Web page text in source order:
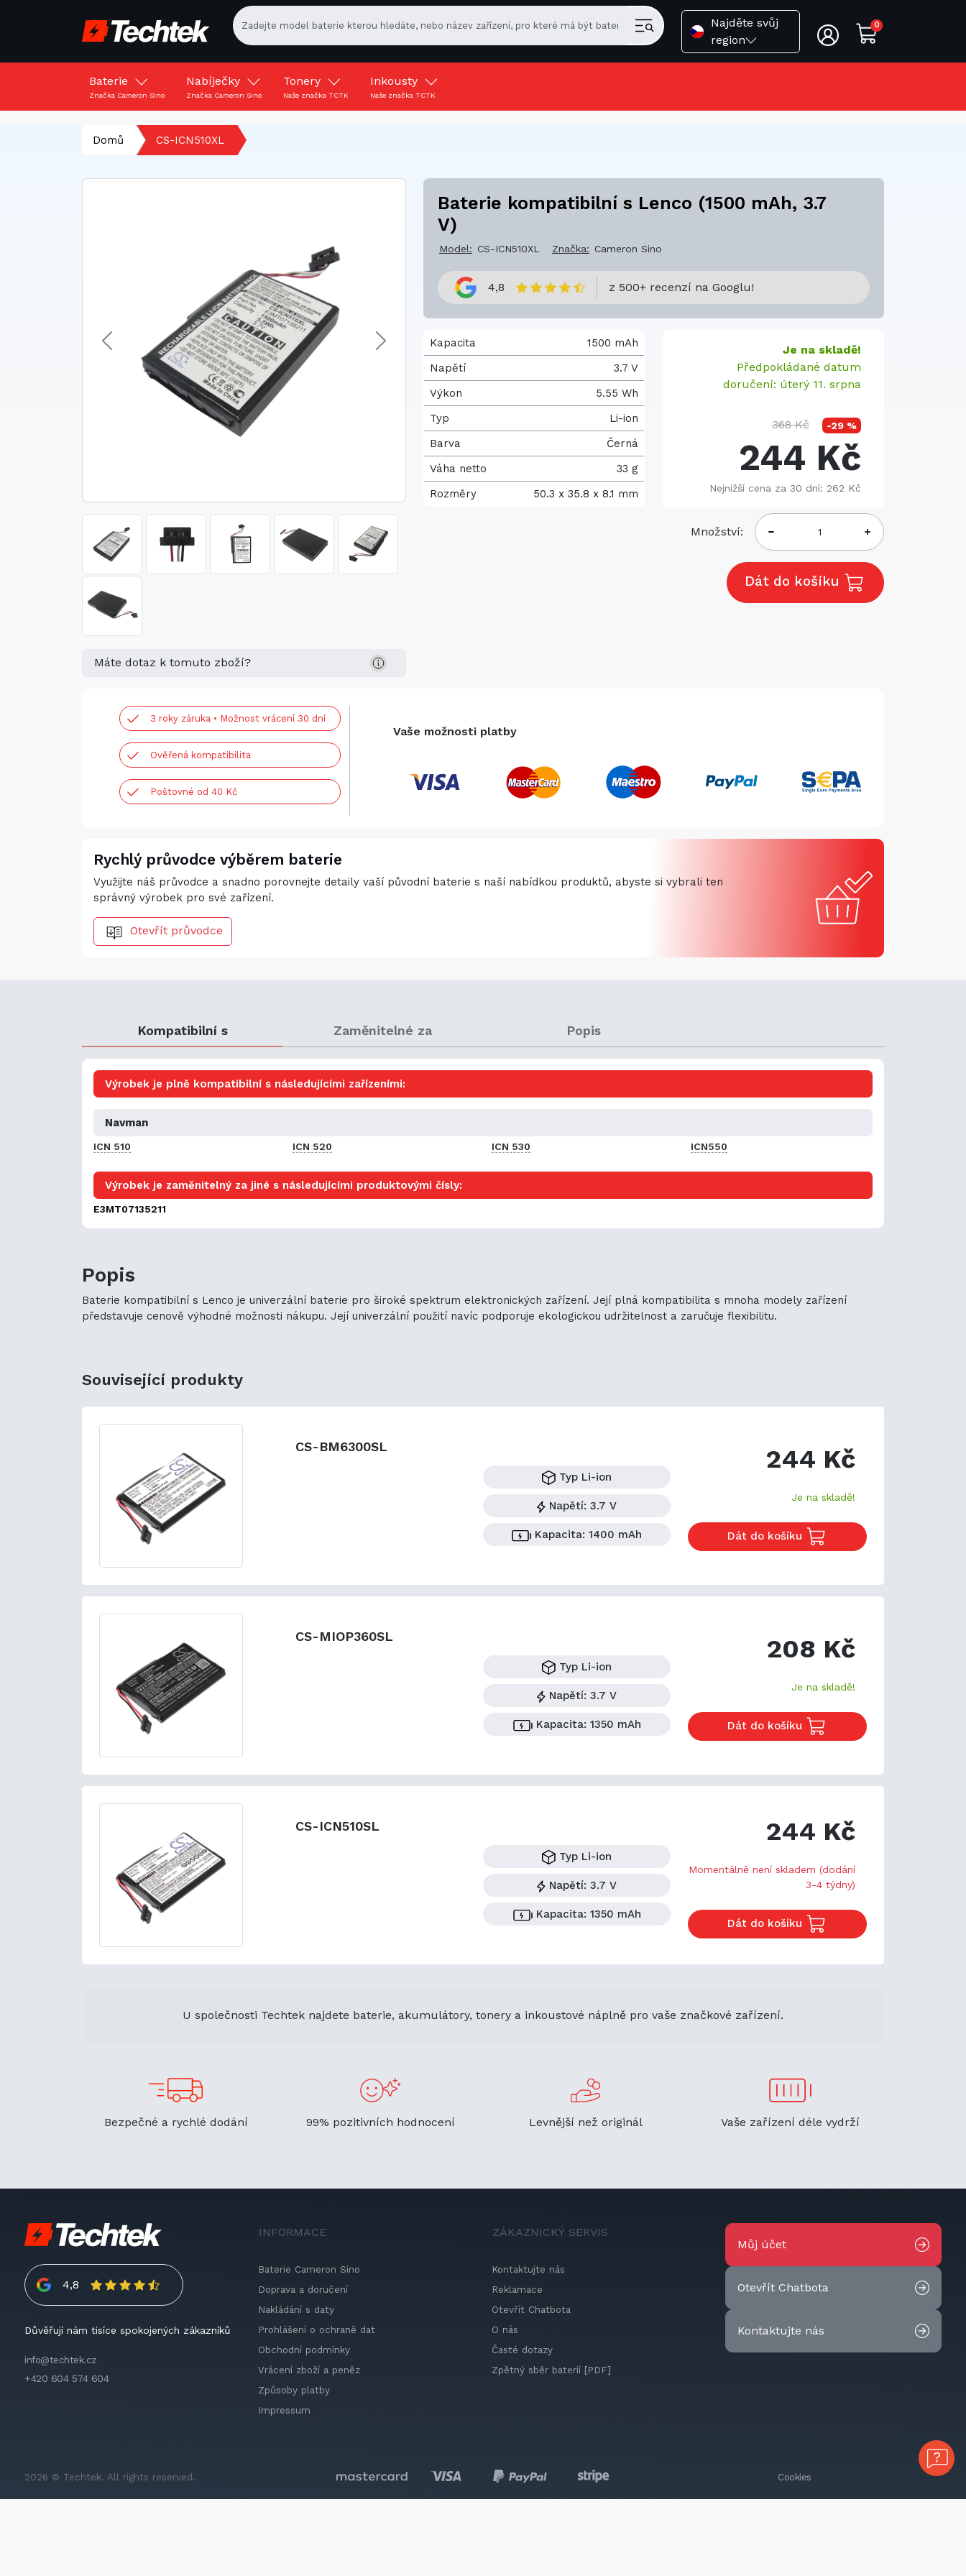
Najděte svůj
region
0
Baterie
Značka Cameron Sino
Nabíječky
Značka Cameron Sino
Tonery
Naše značka TCTK
Inkousty
Naše značka TCTK
Domů CS-ICN510XL
Máte dotaz k tomuto zboží?
Baterie kompatibilní s Lenco (1500 mAh, 3.7
V)
Model: CS-ICN510XL Značka: Cameron Sino
4,8 z 500+ recenzí na Googlu!
Kapacita
1500 mAh
Napětí
3.7 V
Výkon
5.55 Wh
Typ
Li-ion
Barva
Černá
Váha netto
33 g
Rozměry
50.3 x 35.8 x 8.1 mm
Je na skladě!
Předpokládané datum
doručení: úterý 11. srpna
368 Kč -29 %
244 Kč
Nejnižší cena za 30 dní: 262 Kč
Množství:
Dát do košíku
3 roky záruka • Možnost vrácení 30 dní
Ověřená kompatibilita
Poštovné od 40 Kč
Vaše možnosti platby
Rychlý průvodce výběrem baterie
Využijte náš průvodce a snadno porovnejte detaily vaší původní baterie s naší nabídkou produktů, abyste si vybrali ten
správný výrobek pro své zařízení.
Otevřít průvodce
Kompatibilní s Zaměnitelné za Popis
Výrobek je plně kompatibilní s následujícími zařízeními:
Navman
ICN 510 ICN 520 ICN 530 ICN550
Výrobek je zaměnitelný za jiné s následujícími produktovými čísly:
E3MT07135211
Popis
Baterie kompatibilní s Lenco je univerzální baterie pro široké spektrum elektronických zařízení. Její plná kompatibilita s mnoha modely zařízení
představuje cenově výhodné možnosti nákupu. Její univerzální použití navíc podporuje ekologickou udržitelnost a zaručuje flexibilitu.
Související produkty
CS-BM6300SL
Typ Li-ion
Napětí: 3.7 V
Kapacita: 1400 mAh
244 Kč
Je na skladě!
Dát do košíku
CS-MIOP360SL
Typ Li-ion
Napětí: 3.7 V
Kapacita: 1350 mAh
208 Kč
Je na skladě!
Dát do košíku
CS-ICN510SL
Typ Li-ion
Napětí: 3.7 V
Kapacita: 1350 mAh
244 Kč
Momentálně není skladem (dodání
3-4 týdny)
Dát do košíku
U společnosti Techtek najdete baterie, akumulátory, tonery a inkoustové náplně pro vaše značkové zařízení.
Bezpečné a rychlé dodání 99% pozitivních hodnocení Levnější než originál Vaše zařízení déle vydrží
4,8
Důvěřují nám tisíce spokojených zákazníků
info@techtek.cz
+420 604 574 604
INFORMACE
Baterie Cameron Sino
Doprava a doručení
Nakládání s daty
Prohlášení o ochraně dat
Obchodní podmínky
Vrácení zboží a peněz
Způsoby platby
Impressum
ZÁKAZNICKÝ SERVIS
Kontaktujte nás
Reklamace
Otevřít Chatbota
O nás
Časté dotazy
Zpětný sběr baterií [PDF]
Můj účet
Otevřít Chatbota
Kontaktujte nás
2026 © Techtek. All rights reserved. Cookies